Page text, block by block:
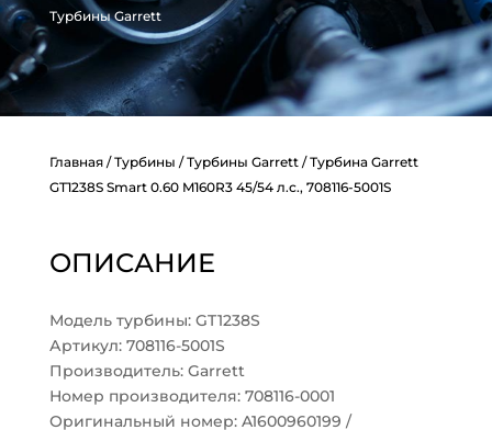
Турбины Garrett
Главная/Турбины /Турбины Garrett/ Турбина Garrett
GT1238S Smart 0.60 M160R3 45/54 л.с., 708116-5001S
ОПИСАНИЕ
Модель турбины: GT1238S
Артикул: 708116-5001S
Производитель: Garrett
Номер производителя: 708116-0001
Оригинальный номер: A1600960199 /